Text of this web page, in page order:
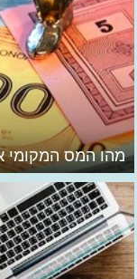
מהו המס המקומי